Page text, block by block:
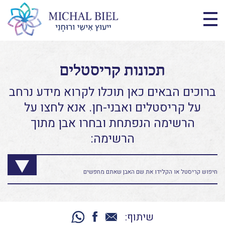
תכונות קריסטלים
ברוכים הבאים כאן תוכלו לקרוא מידע נרחב
על קריסטלים ואבני-חן. אנא לחצו על
הרשימה הנפתחת ובחרו אבן מתוך
הרשימה:
שיתוף: